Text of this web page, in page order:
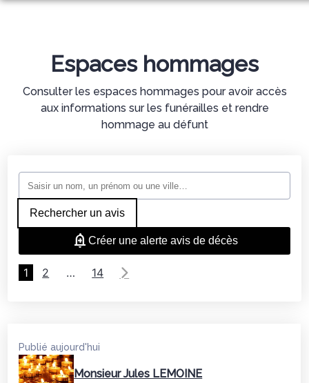
MONUMENTS FUNÉRAIRES
NOS AGENCES
NOS CHAMBRES FUNERAIRES
CHAMBRE FUNERAIRE DECHAMPS
ESPACES HOMMAGES
Espaces hommages
Consulter les espaces hommages pour avoir accès
aux informations sur les funérailles et rendre
hommage au défunt
Rechercher un avis
Créer une alerte avis de décès
1 2 … 14
Publié aujourd'hui
Monsieur Jules LEMOINE